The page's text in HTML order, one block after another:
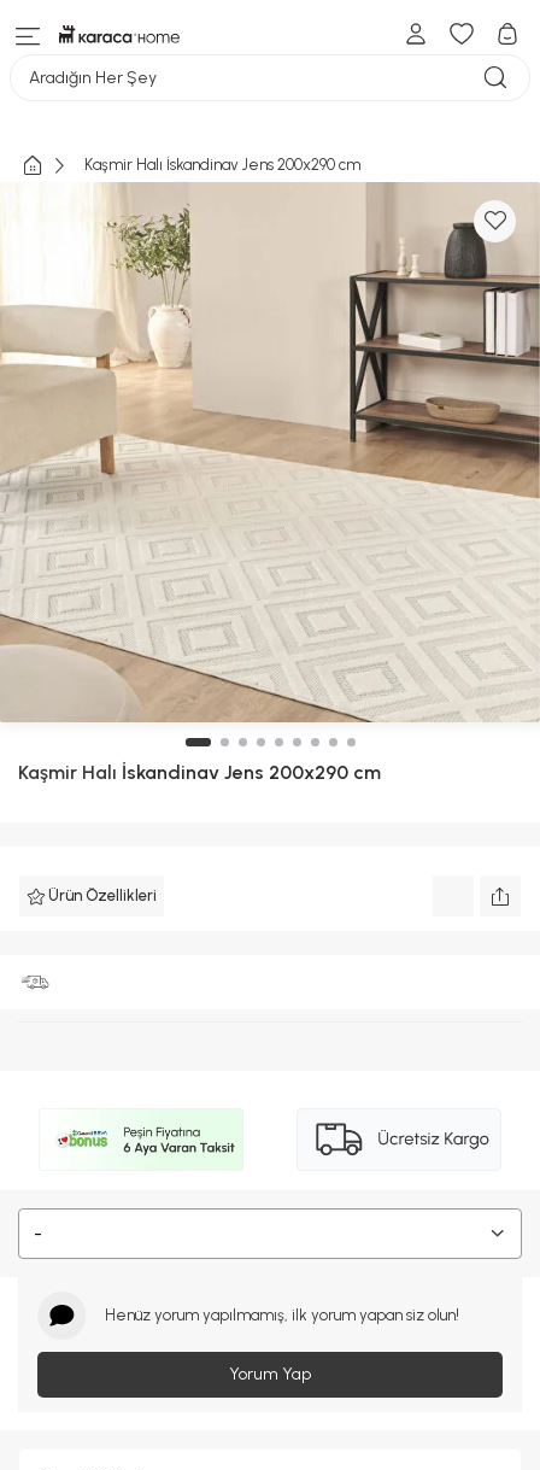
Aradığın Her Şey
Kaşmir Halı İskandinav Jens 200x290 cm
Kaşmir Halı İskandinav Jens 200x290 cm
Ürün Özellikleri
-
Henüz yorum yapılmamış, ilk yorum yapan siz olun!
Yorum Yap